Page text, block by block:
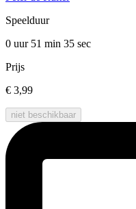
Speelduur
0 uur 51 min 35 sec
Prijs
€ 3,99
niet beschikbaar